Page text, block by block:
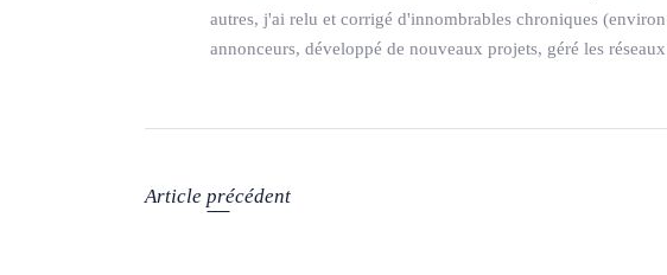
autres, j'ai relu et corrigé d'innombrables chroniques
annonceurs, développé de nouveaux projets, géré les
Article précédent